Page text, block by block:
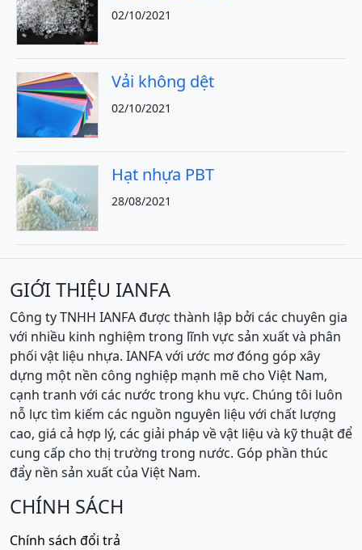
02/10/2021
Vải không dệt
02/10/2021
Hạt nhựa PBT
28/08/2021
GIỚI THIỆU IANFA
Công ty TNHH IANFA được thành lập bởi các chuyên gia
với nhiều kinh nghiệm trong lĩnh vực sản xuất và phân
phối vật liệu nhựa. IANFA với ước mơ đóng góp xây
dựng một nền công nghiệp mạnh mẽ cho Việt Nam,
cạnh tranh với các nước trong khu vực. Chúng tôi luôn
nỗ lực tìm kiếm các nguồn nguyên liệu với chất lượng
cao, giá cả hợp lý, các giải pháp về vật liệu và kỹ thuật để
cung cấp cho thị trường trong nước. Góp phần thúc
đẩy nền sản xuất của Việt Nam.
CHÍNH SÁCH
Chính sách đổi trả